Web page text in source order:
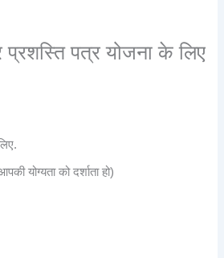
प्रशस्ति पत्र योजना के लिए
योग्यता को दर्शाता हो)